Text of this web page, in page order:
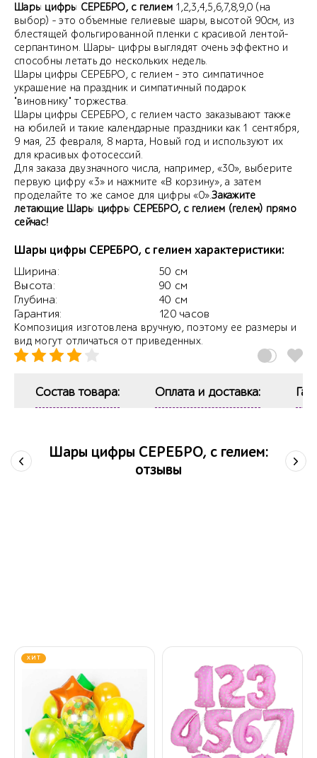
Шары цифры СЕРЕБРО, с гелием 1,2,3,4,5,6,7,8,9,0 (на
выбор) - это объемные гелиевые шары, высотой 90см, из
блестящей фольгированной пленки с красивой лентой-
серпантином. Шары- цифры выглядят очень эффектно и
способны летать до нескольких недель.
Шары цифры СЕРЕБРО, с гелием - это симпатичное
украшение на праздник и симпатичный подарок
"виновнику" торжества.
Шары цифры СЕРЕБРО, с гелием часто заказывают также
на юбилей и такие календарные праздники как 1 сентября,
9 мая, 23 февраля, 8 марта, Новый год и используют их
для красивых фотосессий.
Для заказа двузначного числа, например, «30», выберите
первую цифру «3» и нажмите «В корзину», а затем
проделайте то же самое для цифры «0».Закажите
летающие Шары цифры СЕРЕБРО, с гелием (гелем) прямо
сейчас!
Шары цифры СЕРЕБРО, с гелием характеристики:
Ширина:
Высота:
Глубина:
Гарантия:
50 см
90 см
40 см
120 часов
Композиция изготовлена вручную, поэтому ее размеры и
вид могут отличаться от приведенных.
Состав товара: Оплата и доставка:
Шары цифры СЕРЕБРО, с гелием:
отзывы
ХИТ